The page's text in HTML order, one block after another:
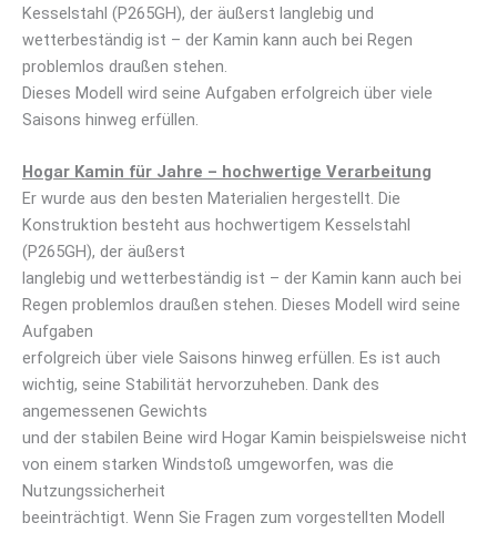
Kesselstahl (P265GH), der äußerst langlebig und
wetterbeständig ist – der Kamin kann auch bei Regen
problemlos draußen stehen.
Dieses Modell wird seine Aufgaben erfolgreich über viele
Saisons hinweg erfüllen.
Hogar Kamin für Jahre – hochwertige Verarbeitung
Er wurde aus den besten Materialien hergestellt. Die
Konstruktion besteht aus hochwertigem Kesselstahl
(P265GH), der äußerst
langlebig und wetterbeständig ist – der Kamin kann auch bei
Regen problemlos draußen stehen. Dieses Modell wird seine
Aufgaben
erfolgreich über viele Saisons hinweg erfüllen. Es ist auch
wichtig, seine Stabilität hervorzuheben. Dank des
angemessenen Gewichts
und der stabilen Beine wird Hogar Kamin beispielsweise nicht
von einem starken Windstoß umgeworfen, was die
Nutzungssicherheit
beeinträchtigt. Wenn Sie Fragen zum vorgestellten Modell